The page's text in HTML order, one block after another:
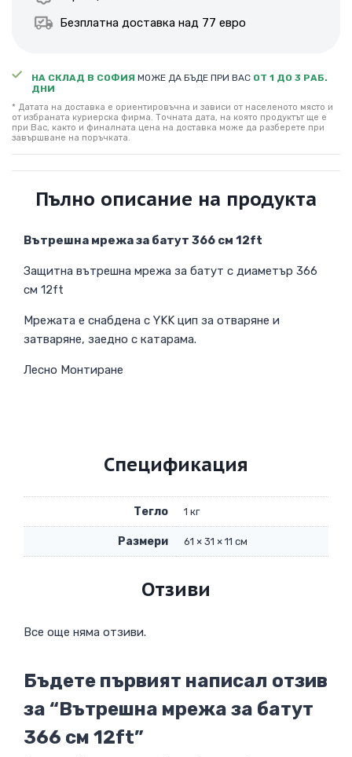
НА СКЛАД В СОФИЯ МОЖЕ ДА БЪДЕ ПРИ ВАС ОТ 1 ДО 3 РАБ.
ДНИ
* Датата на доставка е ориентировъчна и зависи от населеното място и
от избраната куриерска фирма. Точната дата, на която продуктът ще е
при Вас, както и финалната цена на доставка може да разберете при
завършване на поръчката.
Безплатна доставка над 77 евро
Пълно описание на продукта
Вътрешна мрежа за батут 366 см 12ft
Защитна вътрешна мрежа за батут с диаметър 366
см 12ft
Мрежата е снабдена с YKK цип за отваряне и
затваряне, заедно с катарама.
Лесно Монтиране
Спецификация
Тегло 1 кг
Размери 61 × 31 × 11 см
Отзиви
Все още няма отзиви.
Бъдете първият написал отзив
за “Вътрешна мрежа за батут
366 см 12ft”